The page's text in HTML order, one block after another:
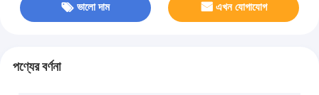
ভালো দাম এখন যোগাযোগ
পণ্যের বর্ণনা